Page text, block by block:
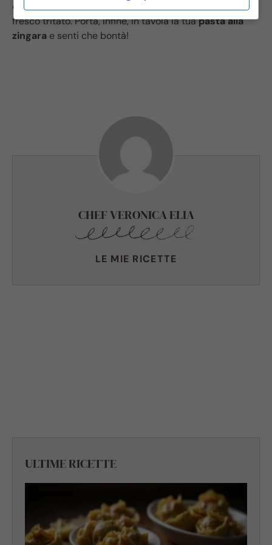
completa il tutto con una manciata di prezzemolo
fresco tritato. Porta, infine, in tavola la tuapasta alla
zingara e senti che bontà!
CHEF VERONICA ELIA
LE MIE RICETTE
ULTIME RICETTE